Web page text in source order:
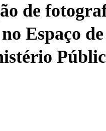
de
Espaço